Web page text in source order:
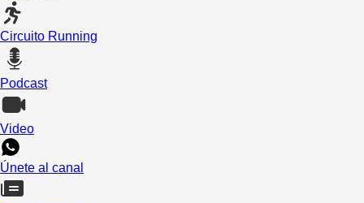
Circuito Running
Podcast
Video
Únete al canal